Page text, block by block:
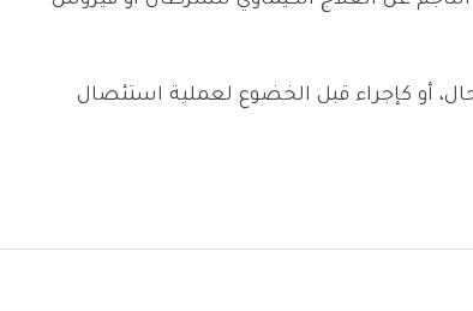
أو كإجراء قبل الخضوع لعملية استئصال